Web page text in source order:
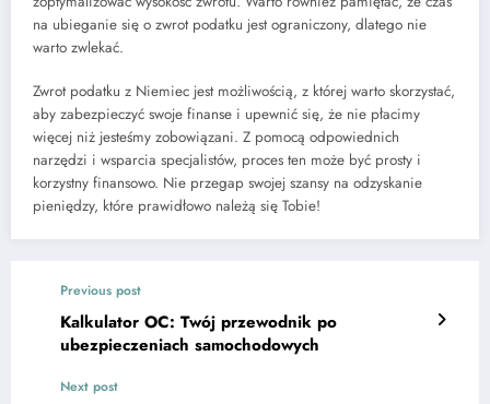
na ubieganie się o zwrot podatku jest ograniczony, dlatego nie
warto zwlekać.
Zwrot podatku z Niemiec jest możliwością, z której warto skorzystać,
aby zabezpieczyć swoje finanse i upewnić się, że nie płacimy
więcej niż jesteśmy zobowiązani. Z pomocą odpowiednich
narzędzi i wsparcia specjalistów, proces ten może być prosty i
korzystny finansowo. Nie przegap swojej szansy na odzyskanie
pieniędzy, które prawidłowo należą się Tobie!
Previous post
Kalkulator OC: Twój przewodnik po
ubezpieczeniach samochodowych
Next post